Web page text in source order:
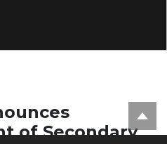
of Secondary